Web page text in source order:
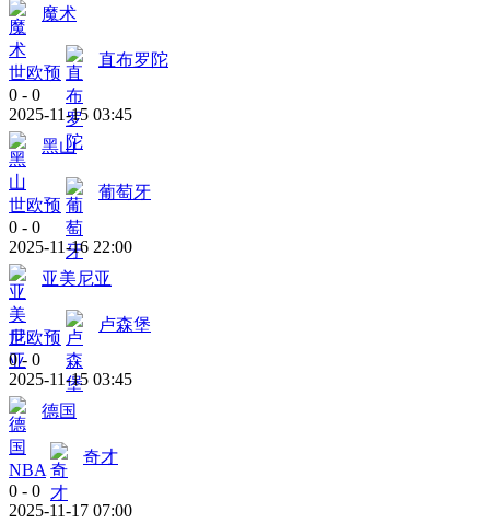
魔术
世欧预
直布罗陀
0 - 0
2025-11-15 03:45
黑山
世欧预
葡萄牙
0 - 0
2025-11-16 22:00
亚美尼亚
世欧预
卢森堡
0 - 0
2025-11-15 03:45
德国
NBA
奇才
0 - 0
2025-11-17 07:00